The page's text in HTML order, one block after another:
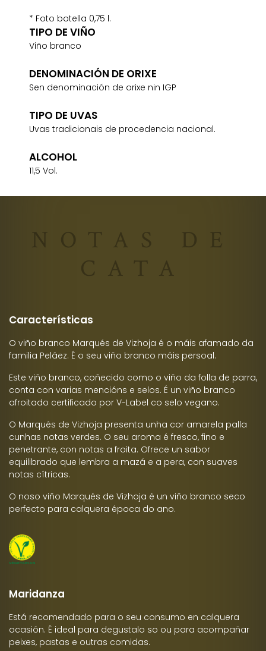
CANTIDADE
* Foto botella 0,75 l.
TIPO DE VIÑO
Viño branco
DENOMINACIÓN DE ORIXE
Sen denominación de orixe nin IGP
TIPO DE UVAS
Uvas tradicionais de procedencia nacional.
ALCOHOL
11,5 Vol.
NOTAS DE
CATA
Características
O viño branco Marqués de Vizhoja é o máis afamado da
familia Peláez. É o seu viño branco máis persoal.
Este viño branco, coñecido como o viño da folla de parra,
conta con varias mencións e selos. É un viño branco
afroitado certificado por V-Label co selo vegano.
O Marqués de Vizhoja presenta unha cor amarela palla
cunhas notas verdes. O seu aroma é fresco, fino e
penetrante, con notas a froita. Ofrece un sabor
equilibrado que lembra a mazá e a pera, con suaves
notas cítricas.
O noso viño Marqués de Vizhoja é un viño branco seco
perfecto para calquera época do ano.
Maridanza
Está recomendado para o seu consumo en calquera
ocasión. É ideal para degustalo so ou para acompañar
peixes, pastas e outras comidas.